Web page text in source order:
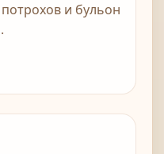
и бульон